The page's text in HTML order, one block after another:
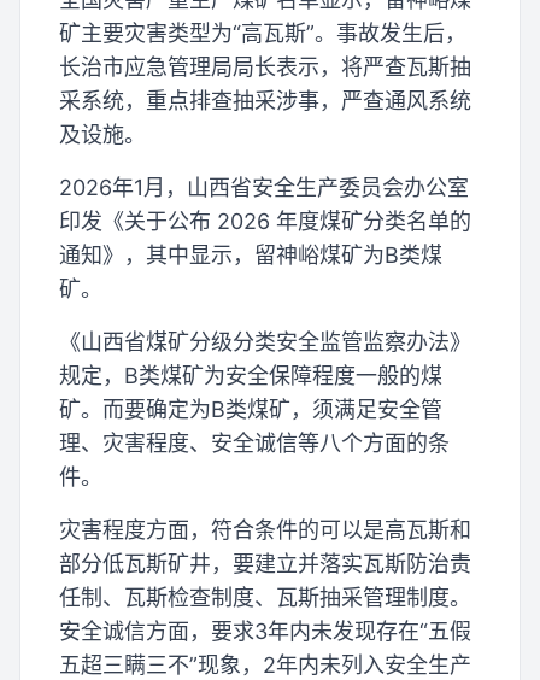
矿主要灾害类型为“高瓦斯”。事故发生后，
长治市应急管理局局长表示，将严查瓦斯抽
采系统，重点排查抽采涉事，严查通风系统
及设施。
2026年1月，山西省安全生产委员会办公室
印发《关于公布 2026 年度煤矿分类名单的
通知》，其中显示，留神峪煤矿为B类煤
矿。
《山西省煤矿分级分类安全监管监察办法》
规定，B类煤矿为安全保障程度一般的煤
矿。而要确定为B类煤矿，须满足安全管
理、灾害程度、安全诚信等八个方面的条
件。
灾害程度方面，符合条件的可以是高瓦斯和
部分低瓦斯矿井，要建立并落实瓦斯防治责
任制、瓦斯检查制度、瓦斯抽采管理制度。
安全诚信方面，要求3年内未发现存在“五假
五超三瞒三不”现象，2年内未列入安全生产